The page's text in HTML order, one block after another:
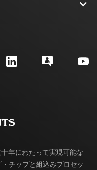
年にわたって実現可能な
チップと組込みプロセッ